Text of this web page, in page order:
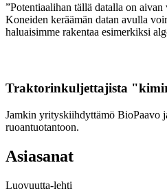
”Potentiaalihan tällä datalla on
Koneiden keräämän datan avulla
haluaisimme rakentaa esimerkiksi
Traktorinkuljettajista
Jamkin yrityskiihdyttämö BioPaavo
ruoantuotantoon.
Asiasanat
Luovuutta-lehti